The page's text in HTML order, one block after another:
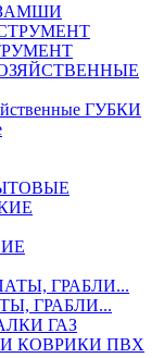
ГУБКИ
ГРАБЛИ...
ГАЗ
КОВРИКИ ПВХ